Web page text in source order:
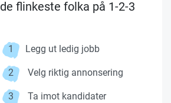
de flinkeste folka på 1-2-3
1 Legg ut ledig jobb
2 Velg riktig annonsering
3 Ta imot kandidater